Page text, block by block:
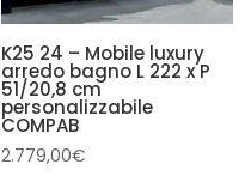
K25 24 – Mobile luxury
arredo bagno L 222 x P
51/20,8 cm
personalizzabile
COMPAB
2.779,00€